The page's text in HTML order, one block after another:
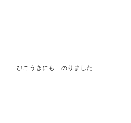
ひこうきにも のりました